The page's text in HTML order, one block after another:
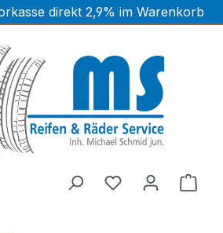
direkt 2,9% im Warenkorb